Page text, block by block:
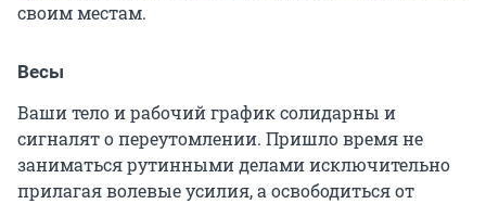
своим местам.
Весы
Ваши тело и рабочий график солидарны и
сигналят о переутомлении. Пришло время не
заниматься рутинными делами исключительно
прилагая волевые усилия, а освободиться от